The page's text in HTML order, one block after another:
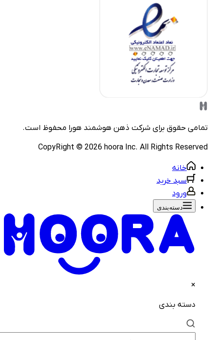
حقوق برای شرکت ذهن هوشمند هورامحفوظ است.
CopyRight ©2026 hoora Inc. All Rights
خانه
سبد خرید
ورود
دسته‌بندی‌
دسته بندی